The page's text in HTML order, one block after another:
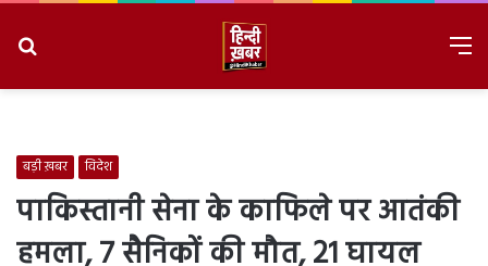
बड़ी ख़बर विदेश
पाकिस्तानी सेना के काफिले पर आतंकी
हमला, 7 सैनिकों की मौत, 21 घायल